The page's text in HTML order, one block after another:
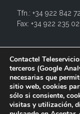
Tfn.: +34 922 842
Fax: +34 922 235
info@contactel.es
Contactel
terceros (Google
necesarias que
sitio web, cookies
sólo si consiente,
visitas y utilización,